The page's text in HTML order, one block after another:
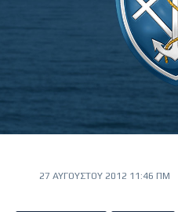
27 ΑΥΓΟΎΣΤΟΥ 2012 11:46 ΠΜ